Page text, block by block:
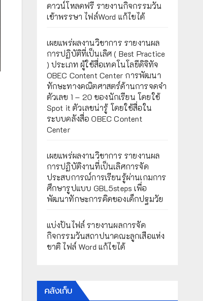
ดาวน์โหลดฟรี รายงานกิจกรรมวัน
เข้าพรรษา ไฟล์Word แก้ไขได้
เผยแพร่ผลงานวิชาการ รายงานผล
การปฏิบัติที่เป็นเลิศ ( Best Practice
) ประเภท ผู้ใช้สื่อเทคโนโลยีดิจิทัจ
OBEC Content Center การพัฒนา
ทักษะทางคณิตศาสตร์ด้านการจดจำ
ตัวเลข 1 – 20 ของนักเรียน โดยใช้
Spot it ตัวเลขน่ารู้ โดยใช้สื่อใน
ระบบคลังสื่อ OBEC Content
Center
เผยแพร่ผลงานวิชาการ รายงานผล
การปฏิบัติงานที่เป็นเลิศการจัด
ประสบการณ์การเรียนรู้ผ่านเกมการ
ศึกษารูปแบบ GBL5steps เพื่อ
พัฒนาทักษะการคิดของเด็กปฐมวัย
แบ่งปันไฟล์ รายงานผลการจัด
กิจกรรมวันสถาปนาคณะลูกเสือแห่ง
ชาติ ไฟล์ Word แก้ไขได้
คลังเก็บ